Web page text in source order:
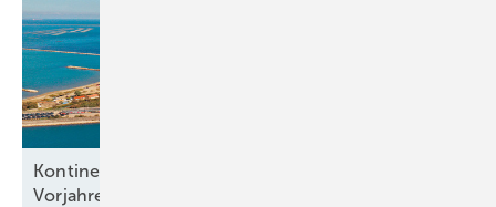
Kontinentweiter Windparkbau auf
Vorjahresniveau